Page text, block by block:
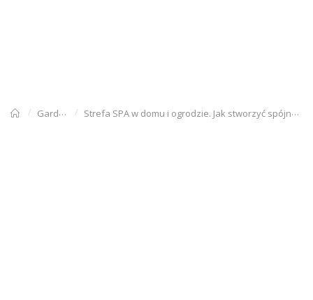
Gardenowo Strefa SPA w domu i ogrodzie. Jak stworzyć spójną przestrzeń relaksu?